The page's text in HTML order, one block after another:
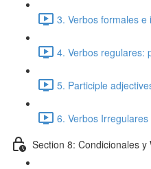
3. Verbos formales
4. Verbos regulares:
5. Participle
6. Verbos
Section 8: Condicionales y